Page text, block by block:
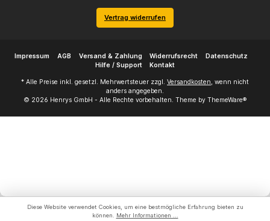
Vertrag widerrufen
Impressum AGB Versand & Zahlung Widerrufsrecht
Datenschutz
Hilfe / Support
Kontakt
* Alle Preise inkl. gesetzl. Mehrwertsteuer zzgl. Versandkosten, wenn nicht
anders angegeben.
© 2026 Henrys GmbH - Alle Rechte vorbehalten. Theme by ThemeWare®
Diese Website verwendet Cookies, um eine bestmögliche Erfahrung bieten zu
können.
Mehr Informationen ...